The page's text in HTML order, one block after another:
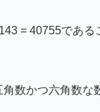
= 40755である
数かつ六角数な